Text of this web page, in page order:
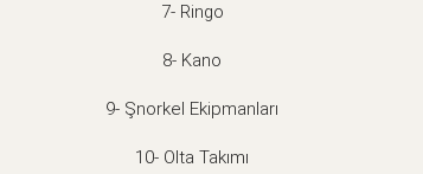
7- Ringo
8- Kano
9- Şnorkel Ekipmanları
10- Olta Takımı